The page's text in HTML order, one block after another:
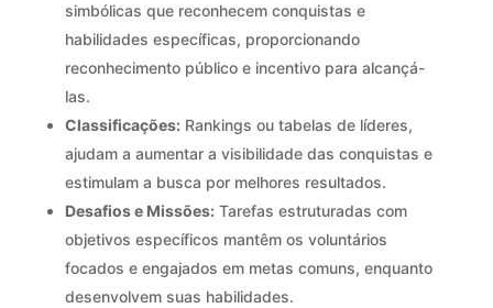
simbólicas que reconhecem conquistas e
habilidades específicas, proporcionando
reconhecimento público e incentivo para alcançá-
las.
Classificações:Rankings ou tabelas de líderes,
ajudam a aumentar a visibilidade das conquistas e
estimulam a busca por melhores resultados.
Desafios e Missões:Tarefas estruturadas com
objetivos específicos mantêm os voluntários
focados e engajados em metas comuns, enquanto
desenvolvem suas habilidades.